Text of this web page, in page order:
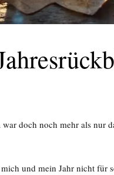
doch noch mehr als nur
und mein Jahr nicht für